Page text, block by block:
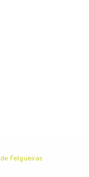
Felgueiras